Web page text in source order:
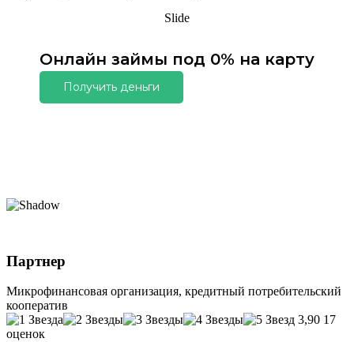
Slide
Онлайн займы под 0% на карту
Получить деньги
Партнер
Микрофинансовая организация, кредитный потребительский
кооператив
3,90 17
оценок